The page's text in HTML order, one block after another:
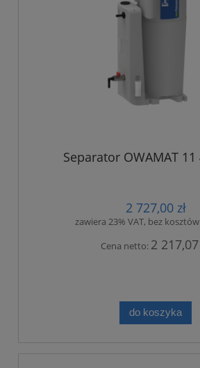
Separator OWAMAT 11
2 727,00 zł
zawiera 23% VAT, bez
Cena netto: 2 217,07
do koszyka